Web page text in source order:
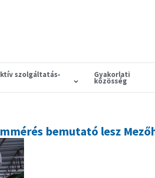
szolgáltatás- Gyakorlati
közösség
bemutató lesz